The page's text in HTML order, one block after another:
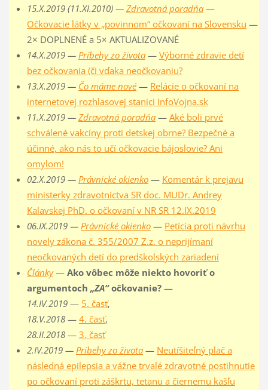
15.X.2019 (11.XI.2010) — Zdravotná poradňa—
Očkovacie látky v „povinnom“ očkovaní na Slovensku —
2× DOPLNENÉ a 5× AKTUALIZOVANÉ
14.X.2019 — Príbehy zo života— Výborné zdravie detí
bez očkovania (či vďaka neočkovaniu?
13.X.2019 — Čo máme nové— Relácie o očkovaní na
internetovej rozhlasovej stanici InfoVojna.sk
11.X.2019 — Zdravotná poradňa— Aké boli prvé
schválené vakcíny proti detskej obrne? Bezpečné a
účinné, ako nás to učí očkovacie bájoslovie? Ani
omylom!
02.X.2019 — Právnické okienko— Komentár k prejavu
ministerky zdravotníctva SR doc. MUDr. Andrey
Kalavskej PhD. o očkovaní v NR SR 12.IX.2019
06.IX.2019 — Právnické okienko— Petícia proti návrhu
novely zákona č. 355/2007 Z.z. o neprijímaní
neočkovaných detí do predškolských zariadení
Články— Ako vôbec môže niekto hovoriť o
argumentoch „ZA“očkovanie?—
14.IV.2019— 5. časť,
18.V.2018— 4. časť,
28.II.2018— 3. časť
2.IV.2019 — Príbehy zo života— Neutíšiteľný plač a
následná epilepsia a vážne trvalé zdravotné postihnutie
po očkovaní proti záškrtu, tetanu a čiernemu kašľu